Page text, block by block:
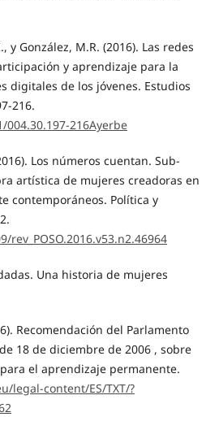
y González, M.R. (2016). Las redes
y aprendizaje para la
digitales de los jóvenes. Estudios
216.
216Ayerbe
Los números cuentan. Sub-
artística de mujeres creadoras en
contemporáneos. Política y
Una historia de mujeres
Recomendación del Parlamento
18 de diciembre de 2006 , sobre
el aprendizaje permanente.
legal-content/ES/TXT/?